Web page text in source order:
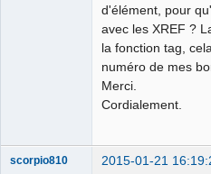
d'élément, pour
avec les XREF ?
la fonction tag,
numéro de mes
Merci.
Cordialement.
scorpio810 2015-01-21